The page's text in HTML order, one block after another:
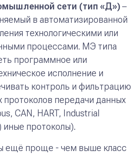
сети (тип «Д»)–
в автоматизированной
технологическими или
процессами. МЭ типа
программное или
исполнение и
контроль и фильтрацию
передачи данных
CAN, HART, Industrial
иные протоколы).
ещё проще - чем выше класс